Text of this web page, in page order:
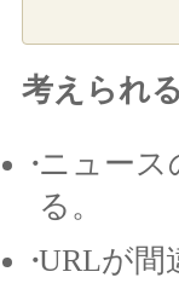
考えられ
ニュース
る。
URLが間